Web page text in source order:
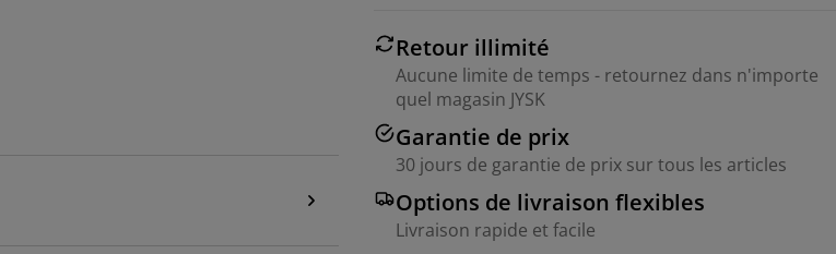
Retour illimité
Aucune limite de temps - retournez dans n'importe
quel magasin JYSK
Garantie de prix
30 jours de garantie de prix sur tous les articles
Options de livraison flexibles
Livraison rapide et facile